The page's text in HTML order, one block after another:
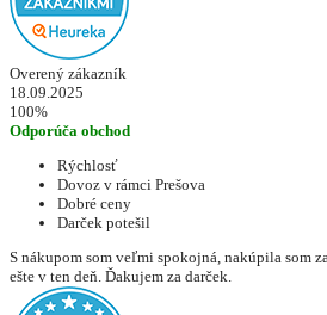
Overený zákazník
18.09.2025
100%
Odporúča obchod
Rýchlosť
Dovoz v rámci Prešova
Dobré ceny
Darček potešil
S nákupom som veľmi spokojná, nakúpila som
ešte v ten deň. Ďakujem za darček.